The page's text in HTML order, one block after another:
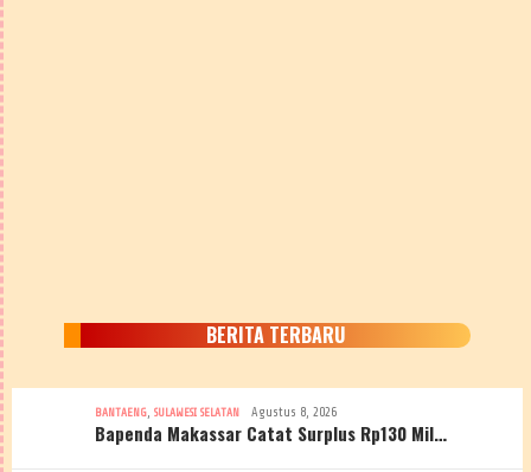
BERITA TERBARU
BANTAENG SULAWESI SELATAN Agustus 8, 2026
Bapenda Makassar Catat Surplus Rp130 Mil…